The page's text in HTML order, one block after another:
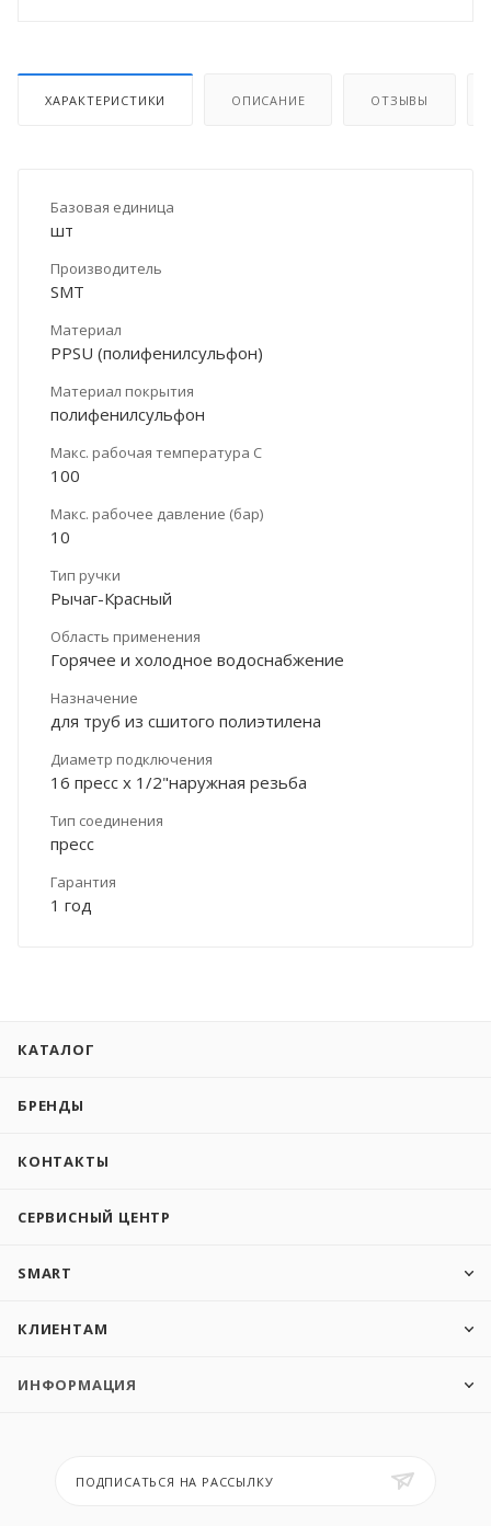
ХАРАКТЕРИСТИКИ ОПИСАНИЕ ОТЗЫВЫ
Базовая единица
шт
Производитель
SMT
Материал
PPSU (полифенилсульфон)
Материал покрытия
полифенилсульфон
Макс. рабочая температура С
100
Макс. рабочее давление (бар)
10
Тип ручки
Рычаг-Красный
Область применения
Горячее и холодное водоснабжение
Назначение
для труб из сшитого полиэтилена
Диаметр подключения
16 пресс х 1/2"наружная резьба
Тип соединения
пресс
Гарантия
1 год
КАТАЛОГ
БРЕНДЫ
КОНТАКТЫ
СЕРВИСНЫЙ ЦЕНТР
SMART
КЛИЕНТАМ
ИНФОРМАЦИЯ
ПОДПИСАТЬСЯ НА РАССЫЛКУ